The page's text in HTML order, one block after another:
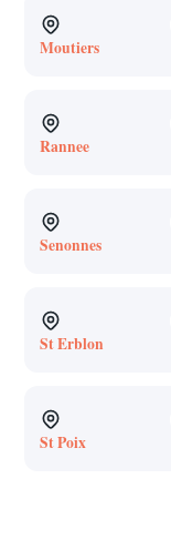
Moutiers
Rannee
Senonnes
St Erblon
St Poix